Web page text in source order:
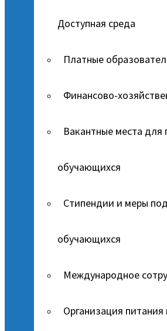
Доступная среда
Платные
Финансово-
Вакантные места для
обучающихся
Стипендии и меры
обучающихся
Международное
Организация